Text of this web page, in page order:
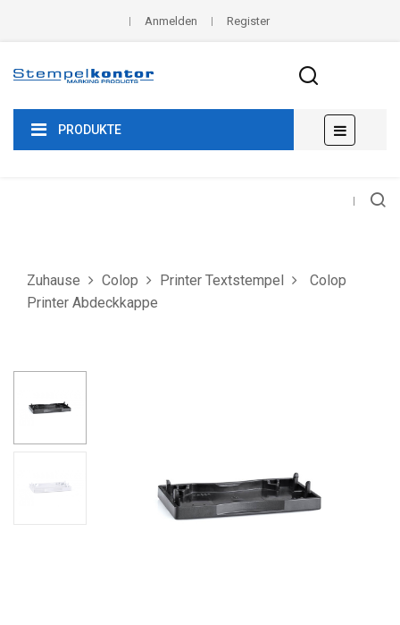
Anmelden Register
PRODUKTE
der
☰
Zuhause Colop Printer Textstempel
Colop
Printer Abdeckkappe